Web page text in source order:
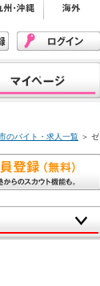
のバイト・求人一覧 ＞ ゼ